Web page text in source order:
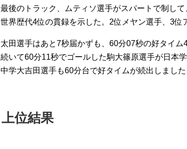
最後のトラック、ムティソ選手がスパートで制して
世界歴代4位の貫録を示した。2位メヤン選手、3位
太田選手はあと7秒届かずも、60分07秒の好タイム
続いて60分11秒でゴールした駒大篠原選手が日本学
中学大吉田選手も60分台で好タイムが続出しました
上位結果